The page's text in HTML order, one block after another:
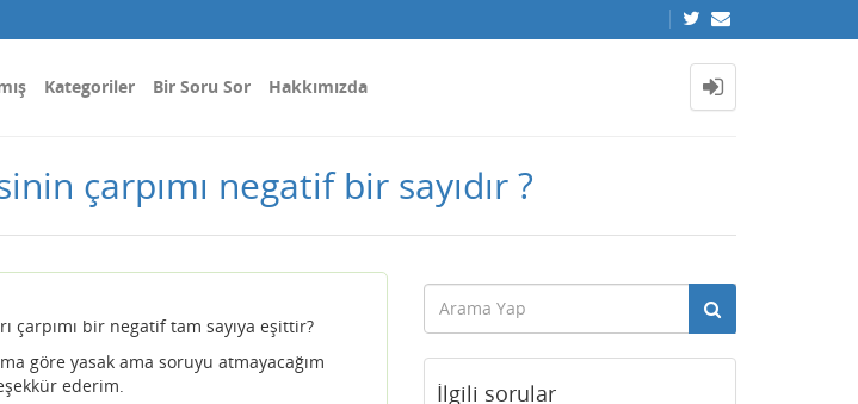
Kategoriler Bir Soru Sor Hakkımızda
çarpımı negatif bir sayıdır ?
bir negatif tam sayıya eşittir?
göre yasak ama soruyu atmayacağım
ederim.
İlgili sorular